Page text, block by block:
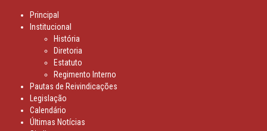
Principal
Institucional
História
Diretoria
Estatuto
Regimento Interno
Pautas de Reivindicações
Legislação
Calendário
Últimas Notícias